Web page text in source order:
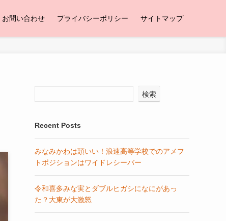
お問い合わせ プライバシーポリシー サイトマップ
検索
Recent Posts
みなみかわは頭いい！浪速高等学校でのアメフ
トポジションはワイドレシーバー
令和喜多みな実とダブルヒガシになにがあっ
た？大東が大激怒